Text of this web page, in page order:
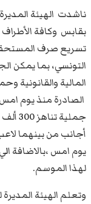
ناشدت الهيئة
بقابس وكافة
تسريع صرف
التونسي، بما يمكن
المالية والقانونية
أجانب من بينهما
يوم امس ،بالاضافة
لهذا الموسم.
وتعلم الهيئة المديرة